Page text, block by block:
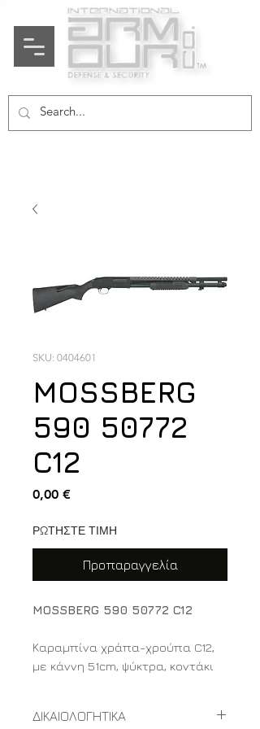
SKU: 0404601
MOSSBERG
590 50772
C12
0,00 €Τιμή
ΡΩΤΗΣΤΕ ΤΙΜΗ
Προπαραγγελία
MOSSBERG 590 50772 C12
Καραμπίνα χράπα-χρούπα C12,
με κάννη 51cm, ψύκτρα, κοντάκι
Κατασκευαστής MOSSBERG
ΔΙΚΑΙΟΛΟΓΗΤΙΚΑ